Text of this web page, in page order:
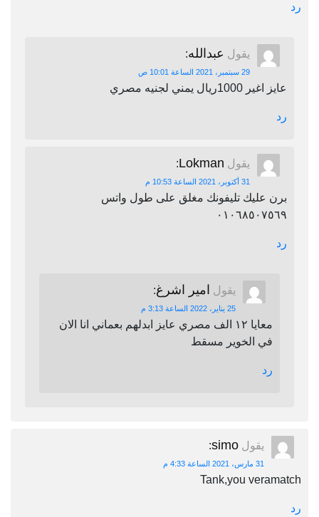
رد
يقول عبدالله:
29 سبتمبر، 2021 الساعة 10:01 ص
عايز اغير 1000ريال يمني لجنيه مصري
رد
يقول Lokman
:
31 أكتوبر، 2021 الساعة 10:53 م
برن عليك تليفونك مغلق على طول واتس
٠١٠٦٨٥٠٧٥٦٩
رد
يقول امير اشرغ:
25 يناير، 2022 الساعة 3:13 م
معايا ١٢ الف مصري عايز ابدلهم بعماني انا الان
في الخوير مسقط
رد
يقول simo
:
31 مارس، 2021 الساعة 4:33 م
Tank,you veramatch
رد